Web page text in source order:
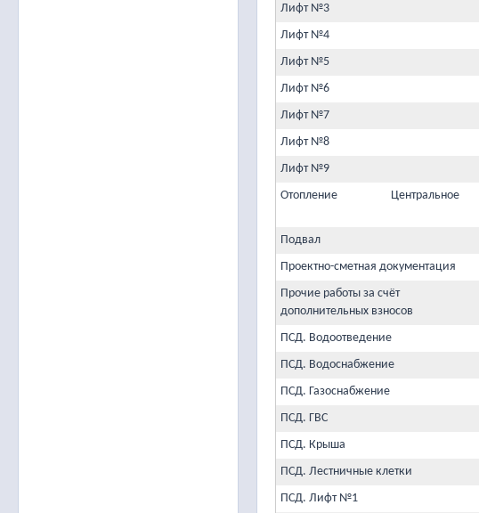
Лифт №3
Лифт №4
Лифт №5
Лифт №6
Лифт №7
Лифт №8
Лифт №9
Отопление
Центральное
Подвал
Проектно-сметная документация
Прочие работы за счёт
дополнительных взносов
ПСД. Водоотведение
ПСД. Водоснабжение
ПСД. Газоснабжение
ПСД. ГВС
ПСД. Крыша
ПСД. Лестничные клетки
ПСД. Лифт №1